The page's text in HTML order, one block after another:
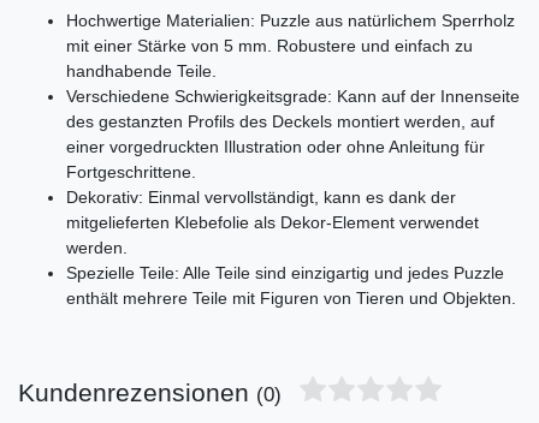
Hochwertige Materialien: Puzzle aus natürlichem Sperrholz
mit einer Stärke von 5 mm. Robustere und einfach zu
handhabende Teile.
Verschiedene Schwierigkeitsgrade: Kann auf der Innenseite
des gestanzten Profils des Deckels montiert werden, auf
einer vorgedruckten Illustration oder ohne Anleitung für
Fortgeschrittene.
Dekorativ: Einmal vervollständigt, kann es dank der
mitgelieferten Klebefolie als Dekor-Element verwendet
werden.
Spezielle Teile: Alle Teile sind einzigartig und jedes Puzzle
enthält mehrere Teile mit Figuren von Tieren und Objekten.
Kundenrezensionen (0)